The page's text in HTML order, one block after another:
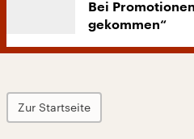
Bei
gekommen“
Zur Startseite